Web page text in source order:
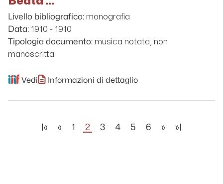
Livello bibliografico: monografia
Data: 1910 - 1910
Tipologia documento: musica notata, non
manoscritta
Vedi Informazioni di dettaglio
|« « 1 2 3 4 5 6 » »|